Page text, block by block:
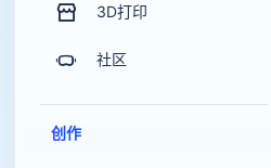
3D打印
社区
创作